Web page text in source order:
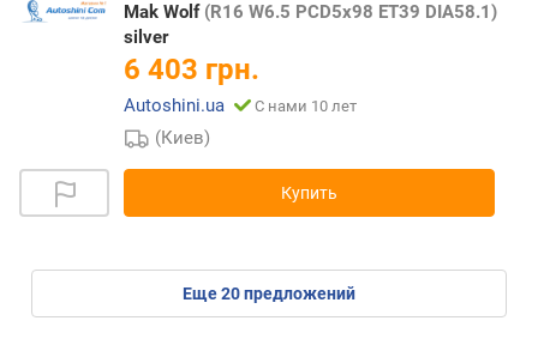
Mak Wolf (R16 W6.5 PCD5x98 ET39 DIA58.1)
silver
6 403 грн.
Autoshini.ua С нами 10 лет
(Киев)
Купить
eще20предложений